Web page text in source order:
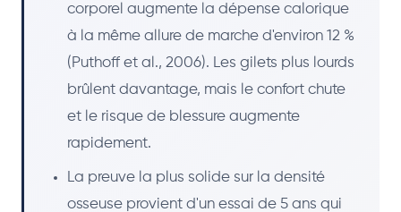
corporel augmente la dépense calorique
à la même allure de marche d'environ 12 %
(Puthoff et al., 2006). Les gilets plus lourds
brûlent davantage, mais le confort chute
et le risque de blessure augmente
rapidement.
La preuve la plus solide sur la densité
osseuse provient d'un essai de 5 ans qui